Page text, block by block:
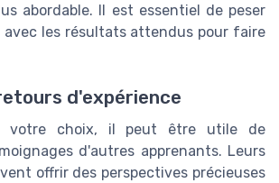
abordable. Il est essentiel de peser
avec les résultats attendus pour faire
d'expérience
votre choix, il peut être utile de
d'autres apprenants. Leurs
offrir des perspectives précieuses